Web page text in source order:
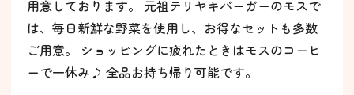
用意しております。 元祖テリヤキバーガーのモスで
は、毎日新鮮な野菜を使用し、お得なセットも多数
ご用意。 ショッピングに疲れたときはモスのコーヒ
ーで一休み♪ 全品お持ち帰り可能です。